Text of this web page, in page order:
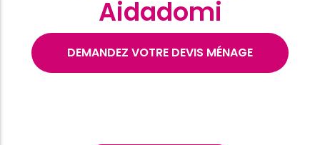
Aidadomi
DEMANDEZ VOTRE DEVIS MÉNAGE